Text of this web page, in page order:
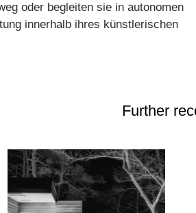
oder begleiten sie in autonomen
innerhalb ihres künstlerischen
Further